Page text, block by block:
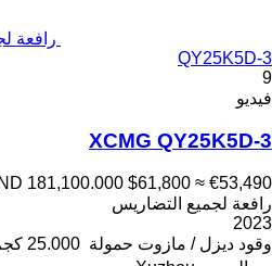
QY25K5D-3
9
فيديو
XCMG QY25K5D-3
181,100.000 $61,800 ≈ €53,490
رافعة لجميع التضاريس
2023
وقود ديزل / مازوت حمولة 25.000 كجم